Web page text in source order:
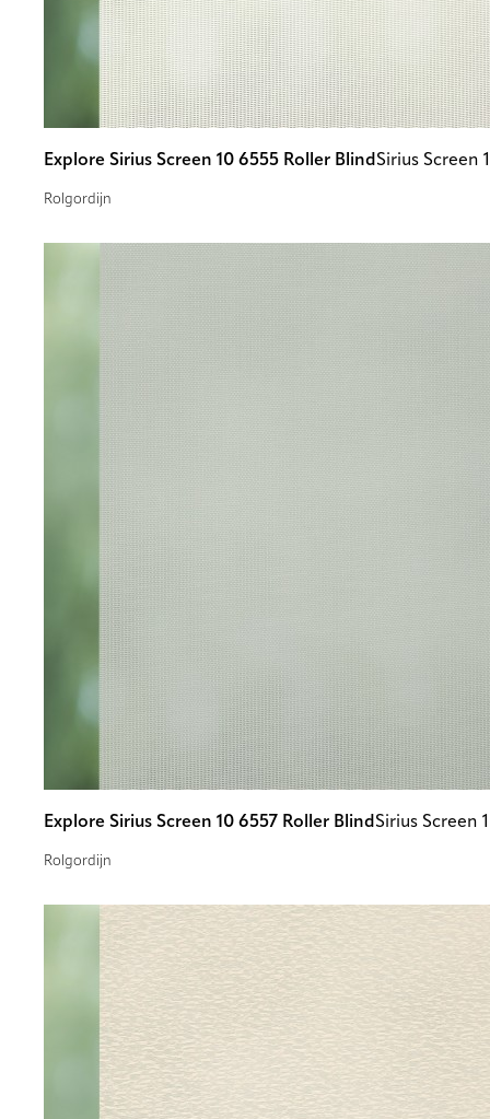
Explore Sirius Screen 10 6555 Roller BlindSirius Screen
Rolgordijn
Explore Sirius Screen 10 6557 Roller BlindSirius Screen
Rolgordijn